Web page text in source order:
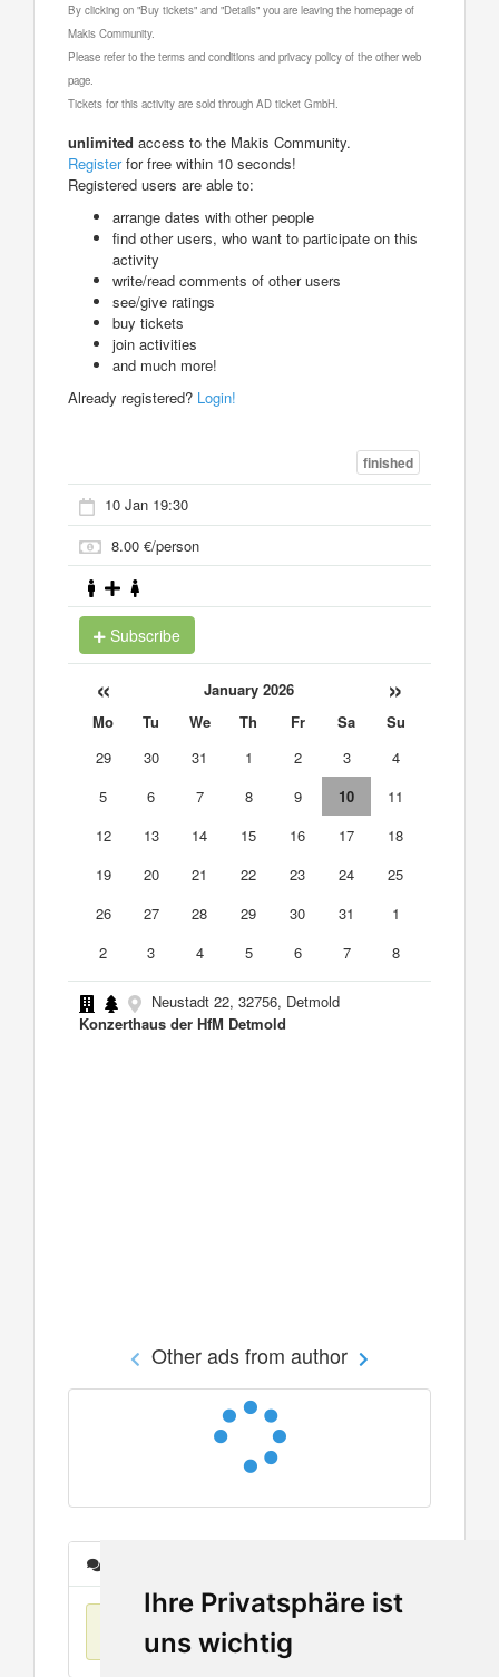
Ihre Privatsphäre ist
uns wichtig
By clicking on "Buy tickets" and "Details" you are leaving the homepage of
Makis Community.
Please refer to the terms and conditions and privacy policy of the other web
page.
Tickets for this activity are sold through AD ticket GmbH.
unlimited access to the Makis Community.
Registerfor free within 10 seconds!
Registered users are able to:
arrange dates with other people
find other users, who want to participate on this
activity
write/read comments of other users
see/give ratings
buy tickets
join activities
and much more!
Already registered? Login!
finished
10 Jan 19:30
8.00 €/person
Subscribe
« January 2026 »
Mo Tu We Th Fr Sa
Su
29
30 31 1 2 3
4
5
6 7 8 9 10
11
12
13 14 15 16 17
18
19
20 21 22 23 24
25
26
27 28 29 30 31
1
2
3 4 5 6 7 8
Neustadt 22, 32756, Detmold
Konzerthaus der HfM Detmold
Other ads from author
No items found